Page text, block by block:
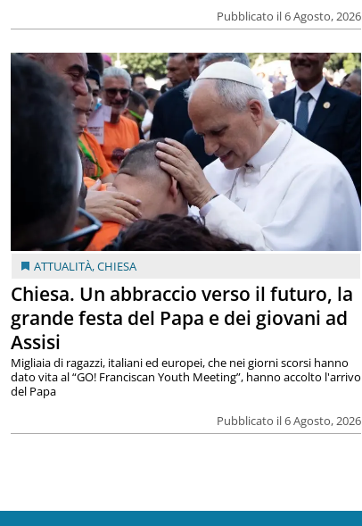
Pubblicato il 6 Agosto, 2026
ATTUALITÀ,CHIESA
Chiesa. Un abbraccio verso il futuro, la
grande festa del Papa e dei giovani ad
Assisi
Pubblicato il 6 Agosto, 2026
Migliaia di ragazzi, italiani ed europei, che nei giorni scorsi hanno
dato vita al “GO! Franciscan Youth Meeting”, hanno accolto l'arrivo
del Papa